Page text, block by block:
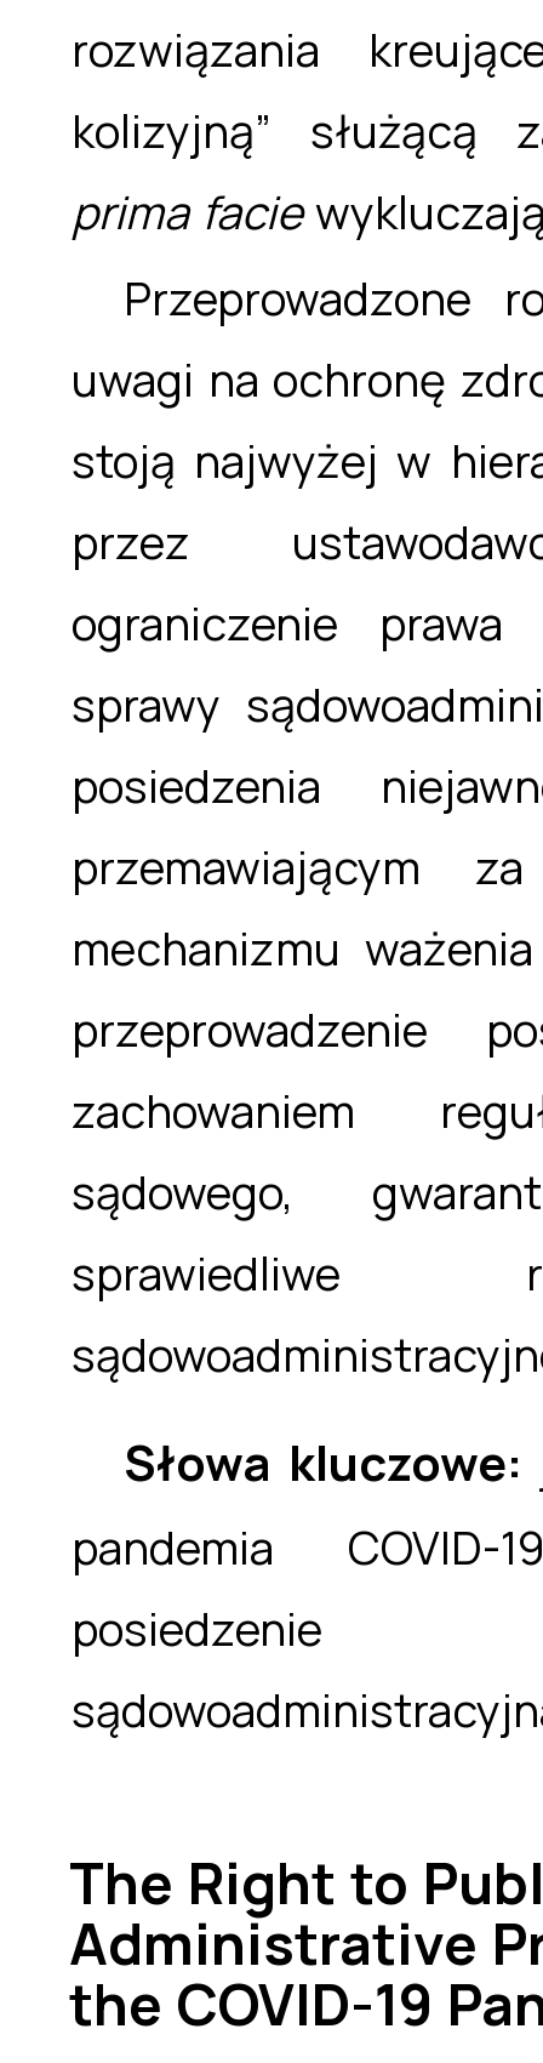
rozwiązania
kolizyjną” służącą
prima facie
Przeprowadzone
uwagi na ochronę
stoją najwyżej w
przez
ograniczenie
sprawy
posiedzenia
przemawiającym
mechanizmu
przeprowadzenie
zachowaniem
sądowego,
sprawiedliwe
Słowa kluczowe:
pandemia
posiedzenie
The Right to
Administrative
the ­COVID-19